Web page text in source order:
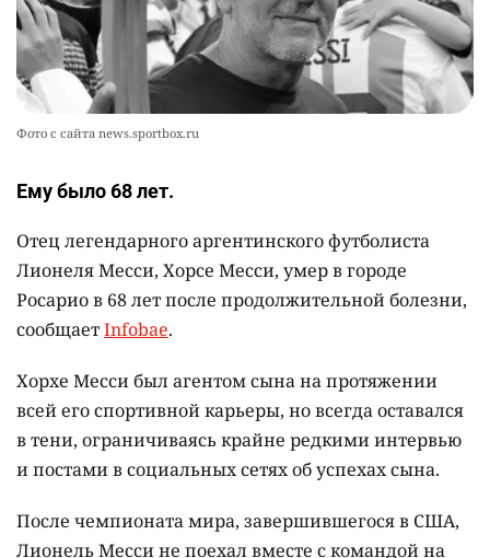
так". Как дьявольские черви меняют наше
представление о жизни на Земле
0
Фото с сайта news.sportbox.ru
Ему было 68 лет.
Отец легендарного аргентинского футболиста
Лионеля Месси, Хорсе Месси, умер в городе
Росарио в 68 лет после продолжительной болезни,
сообщаетInfobae.
Хорхе Месси был агентом сына на протяжении
всей его спортивной карьеры, но всегда оставался
в тени, ограничиваясь крайне редкими интервью
и постами в социальных сетях об успехах сына.
После чемпионата мира, завершившегося в США,
Лионель Месси не поехал вместе с командой на